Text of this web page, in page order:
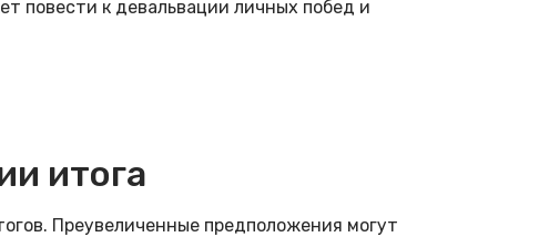
повести к девальвации личных побед и
итога
Преувеличенные предположения могут